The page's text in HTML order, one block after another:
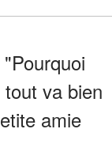
va bien
amie